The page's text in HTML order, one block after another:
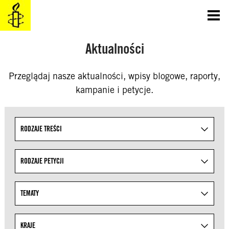
SKOCZ
DO
TREŚCI
Aktualności
Przeglądaj nasze aktualności, wpisy blogowe, raporty,
kampanie i petycje.
Uściślaj wyniki wyszukiwania, określając tematy z
RODZAJE TREŚCI
RODZAJE PETYCJI
TEMATY
KRAJE